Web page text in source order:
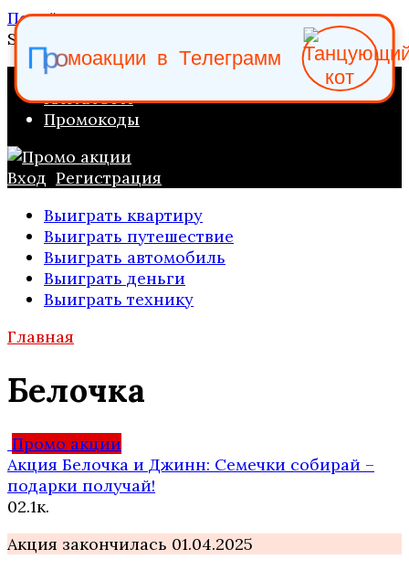
Перейти к содержанию
Search for:
ПРОМО АКЦИИ
КАТАЛОГИ
Промокоды
Вход Регистрация
Выиграть квартиру
Выиграть путешествие
Выиграть автомобиль
Выиграть деньги
Выиграть технику
Главная
Белочка
Промо акции
Акция Белочка и Джинн: Семечки собирай –
подарки получай!
02.1к.
Акция закончилась 01.04.2025
Промоакции в Телеграмм